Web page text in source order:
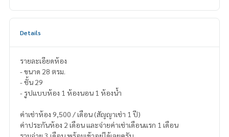
Details
รายละเอียดห้อง
- ขนาด 28 ตรม.
- ชั้น 29
- รูปแบบห้อง 1 ห้องนอน 1 ห้องน้ำ
ค่าเช่าห้อง 9,500 / เดือน (สัญญาเช่า 1 ปี)
ค่าประกันห้อง 2 เดือน และจ่ายค่าเช่าเดือนแรก 1 เดือน